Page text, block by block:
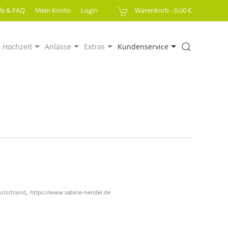
& FAQ Mein Konto Login Warenkorb -0,00 €
Hochzeit Anlässe Extras Kundenservice
, https://www.sabine-nendel.de